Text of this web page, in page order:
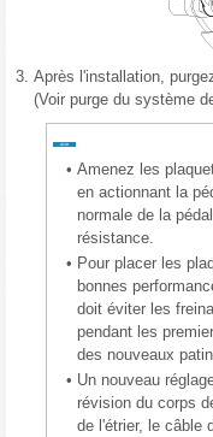
3. Après l'installation,
(Voir purge du système
• Amenez les
en actionnant la
normale de la
résistance.
• Pour placer les
bonnes
doit éviter les
pendant les
des nouveaux
• Un nouveau
révision du corps
de l'étrier, le câble